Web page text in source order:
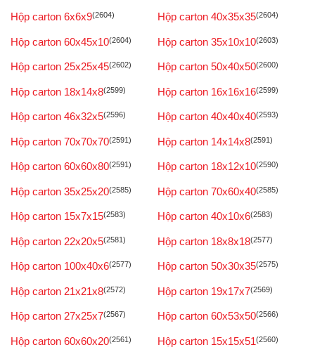
Hộp carton 6x6x9(2604) Hộp carton 40x35x35(2604)
Hộp carton 60x45x10(2604) Hộp carton 35x10x10(2603)
Hộp carton 25x25x45(2602) Hộp carton 50x40x50(2600)
Hộp carton 18x14x8(2599) Hộp carton 16x16x16(2599)
Hộp carton 46x32x5(2596) Hộp carton 40x40x40(2593)
Hộp carton 70x70x70(2591) Hộp carton 14x14x8(2591)
Hộp carton 60x60x80(2591) Hộp carton 18x12x10(2590)
Hộp carton 35x25x20(2585) Hộp carton 70x60x40(2585)
Hộp carton 15x7x15(2583) Hộp carton 40x10x6(2583)
Hộp carton 22x20x5(2581) Hộp carton 18x8x18(2577)
Hộp carton 100x40x6(2577) Hộp carton 50x30x35(2575)
Hộp carton 21x21x8(2572) Hộp carton 19x17x7(2569)
Hộp carton 27x25x7(2567) Hộp carton 60x53x50(2566)
Hộp carton 60x60x20(2561) Hộp carton 15x15x51(2560)